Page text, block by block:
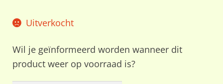
Uitverkocht
Wil je geïnformeerd worden wanneer dit
product weer op voorraad is?